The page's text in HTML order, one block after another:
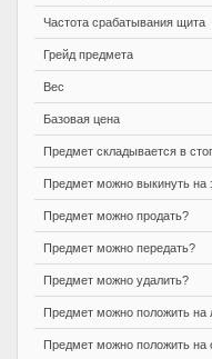
Частота срабатывания щита
Грейд предмета
Вес
Базовая цена
Предмет складывается в
Предмет можно выкинуть на
Предмет можно продать?
Предмет можно передать?
Предмет можно удалить?
Предмет можно положить на
Предмет можно положить на